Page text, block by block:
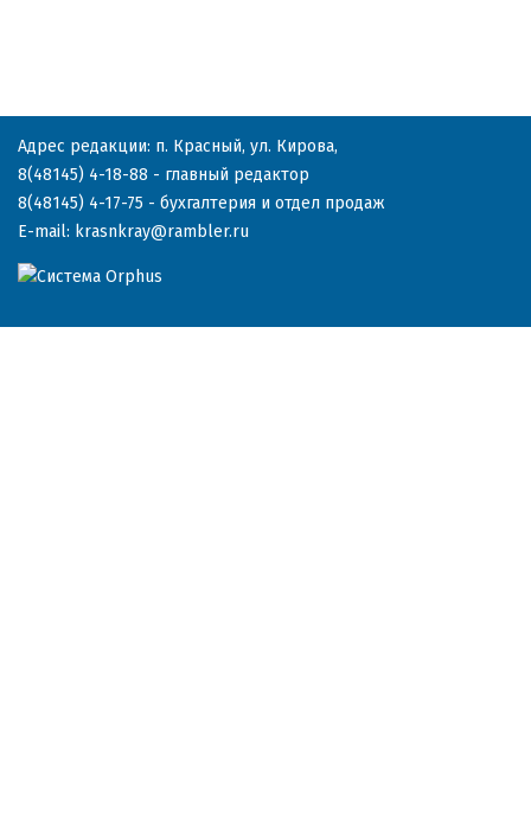
Адрес редакции: п. Красный, ул. Кирова,
8(48145) 4-18-88 - главный редактор
8(48145) 4-17-75 - бухгалтерия и отдел продаж
E-mail: krasnkray@rambler.ru